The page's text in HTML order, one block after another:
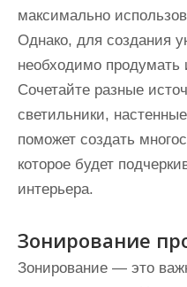
максимально
Однако, для создания
необходимо продумать
Сочетайте разные
светильники,
поможет создать
которое будет
интерьера.
Зонирование
Зонирование — это